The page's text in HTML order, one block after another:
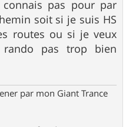
pas pour par
soit si je suis HS
routes ou si je veux
pas trop bien
par mon Giant Trance